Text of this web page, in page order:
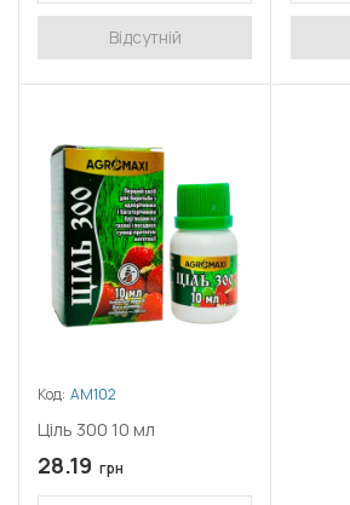
Відсутній
Код: АМ102
Ціль 300 10 мл
28.19 грн